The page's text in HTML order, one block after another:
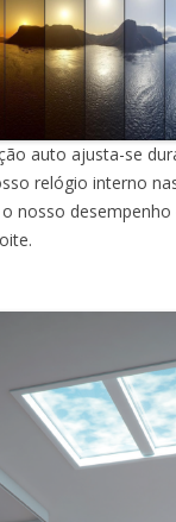
auto ajusta-se
relógio interno
nosso